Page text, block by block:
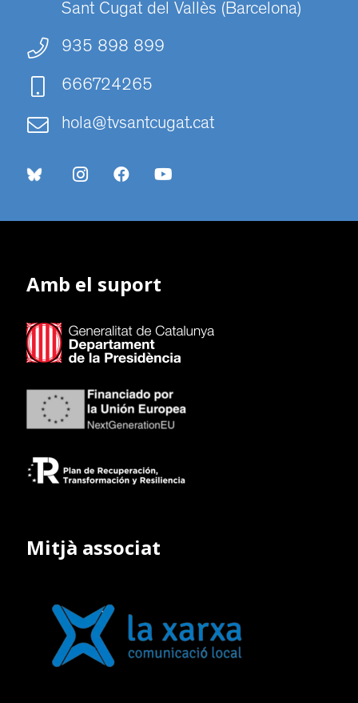
Sant Cugat del Vallès (Barcelona)
935 898 899
666724265
hola@tvsantcugat.cat
Amb el suport
Mitjà associat